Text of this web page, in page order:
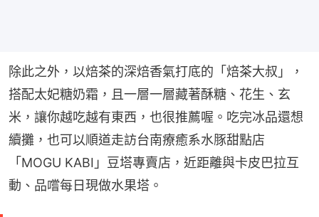
除此之外，以焙茶的深焙香氣打底的「焙茶大叔」，
搭配太妃糖奶霜，且一層一層藏著酥糖、花生、玄
米，讓你越吃越有東西，也很推薦喔。吃完冰品還想
續攤，也可以順道走訪台南療癒系水豚甜點店
「MOGU KABI」豆塔專賣店，近距離與卡皮巴拉互
動、品嚐每日現做水果塔。